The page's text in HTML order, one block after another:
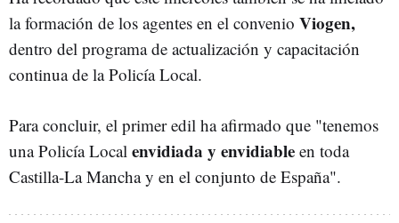
la formación de los agentes en el convenio Viogen,
dentro del programa de actualización y capacitación
continua de la Policía Local.
Para concluir, el primer edil ha afirmado que "tenemos
una Policía Local envidiada y envidiable en toda
Castilla-La Mancha y en el conjunto de España".